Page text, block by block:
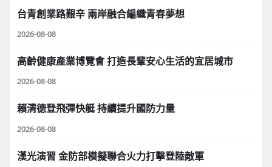
台青創業路艱辛 兩岸融合編織青春夢想
2026-08-08
高齡健康產業博覽會 打造長輩安心生活的宜居城市
2026-08-08
賴清德登飛彈快艇 持續提升國防力量
2026-08-08
漢光演習 金防部模擬聯合火力打擊登陸敵軍